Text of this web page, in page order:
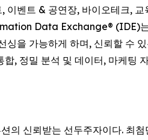
벤트 & 공연장, 바이오테크,
Data Exchange® (IDE)
싱을 가능하게 하며, 신뢰할
, 정밀 분석 및 데이터, 마케팅
의 신뢰받는 선두주자이다. 최